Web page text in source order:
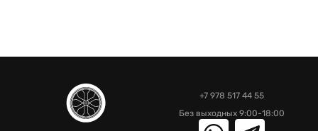
+7 978 517 44 55
Без выходных 9:00-18:00